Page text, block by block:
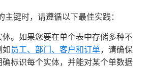
主键时，请遵循以下最佳实践：
。如果您要在单个表中存储多种不
如 员工、部门、客户和订单，请确保
标识每个实体，并能对某个单数据